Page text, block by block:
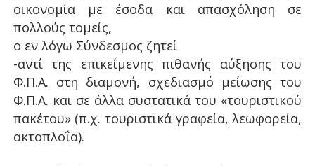
οικονομία με έσοδα και απασχόληση σε
πολλούς τομείς,
ο εν λόγω Σύνδεσμος ζητεί
-αντί της επικείμενης πιθανής αύξησης του
Φ.Π.Α. στη διαμονή, σχεδιασμό μείωσης του
Φ.Π.Α. και σε άλλα συστατικά του «τουριστικού
πακέτου» (π.χ. τουριστικά γραφεία, λεωφορεία,
ακτοπλοΐα).